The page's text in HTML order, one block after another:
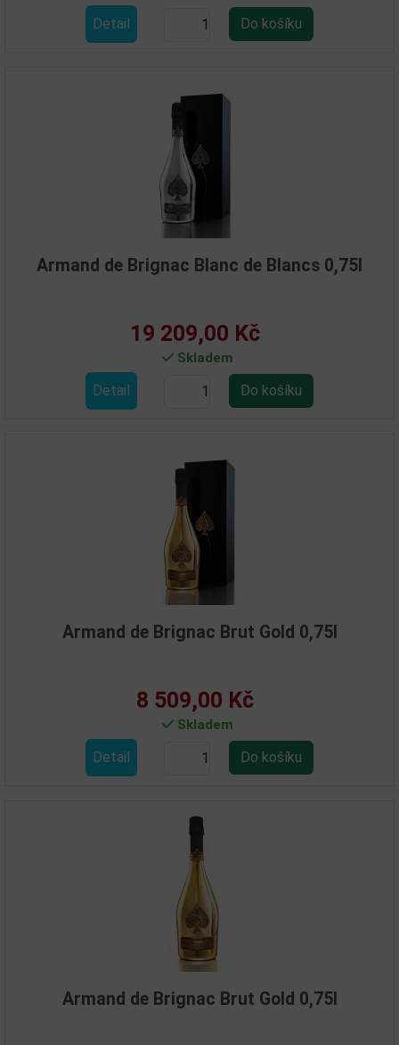
Detail
Armand de Brignac Blanc de Blancs 0,75l
19 209,00 Kč
Skladem
Detail
Armand de Brignac Brut Gold 0,75l
8 509,00 Kč
Skladem
Detail
Armand de Brignac Brut Gold 0,75l